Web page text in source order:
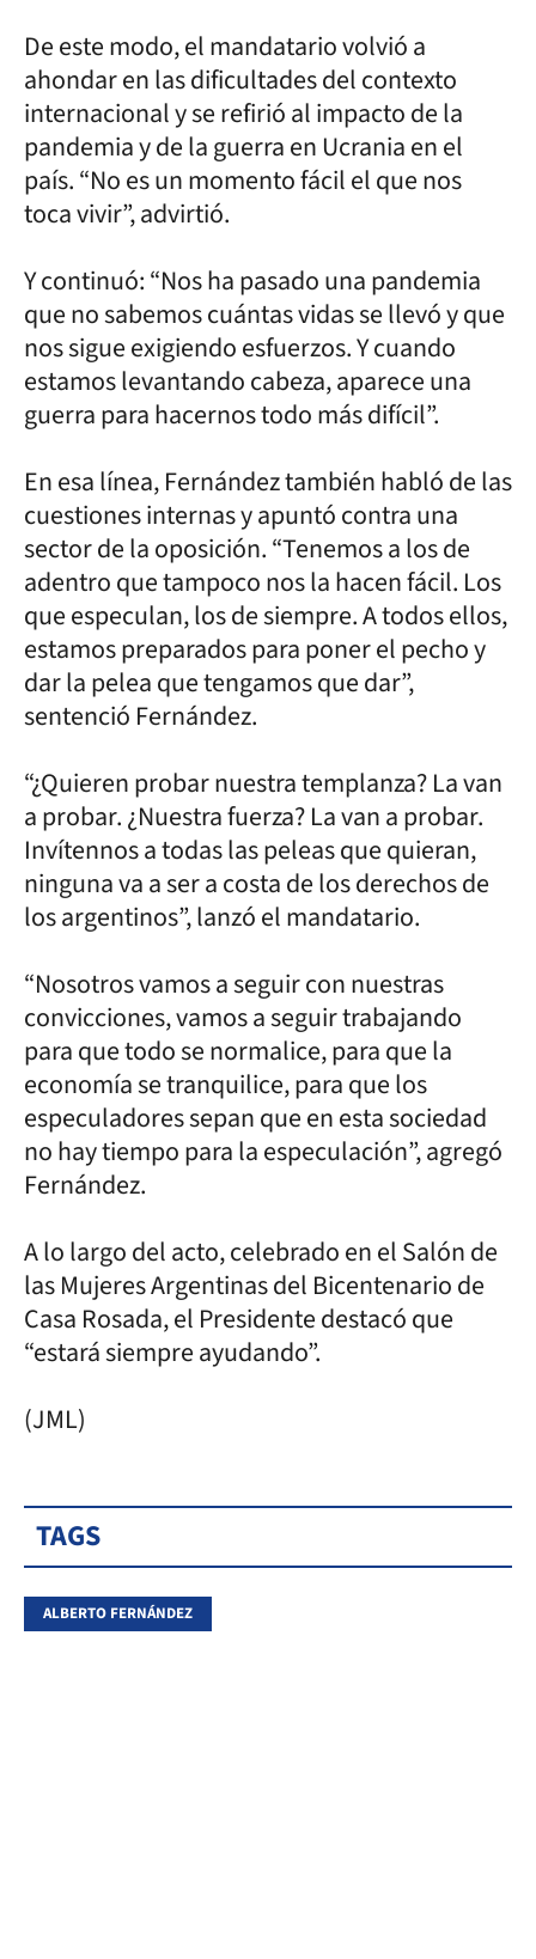
De este modo, el mandatario volvió a
ahondar en las dificultades del contexto
internacional y se refirió al impacto de la
pandemia y de la guerra en Ucrania en el
país. “No es un momento fácil el que nos
toca vivir”, advirtió.
Y continuó: “Nos ha pasado una pandemia
que no sabemos cuántas vidas se llevó y que
nos sigue exigiendo esfuerzos. Y cuando
estamos levantando cabeza, aparece una
guerra para hacernos todo más difícil”.
En esa línea, Fernández también habló de las
cuestiones internas y apuntó contra una
sector de la oposición. “Tenemos a los de
adentro que tampoco nos la hacen fácil. Los
que especulan, los de siempre. A todos ellos,
estamos preparados para poner el pecho y
dar la pelea que tengamos que dar”,
sentenció Fernández.
“¿Quieren probar nuestra templanza? La van
a probar. ¿Nuestra fuerza? La van a probar.
Invítennos a todas las peleas que quieran,
ninguna va a ser a costa de los derechos de
los argentinos”, lanzó el mandatario.
“Nosotros vamos a seguir con nuestras
convicciones, vamos a seguir trabajando
para que todo se normalice, para que la
economía se tranquilice, para que los
especuladores sepan que en esta sociedad
no hay tiempo para la especulación”, agregó
Fernández.
A lo largo del acto, celebrado en el Salón de
las Mujeres Argentinas del Bicentenario de
Casa Rosada, el Presidente destacó que
“estará siempre ayudando”.
(JML)
TAGS
ALBERTO FERNÁNDEZ